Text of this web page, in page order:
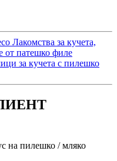
Лакомства за кучета,
от патешко филе
за кучета с пилешко